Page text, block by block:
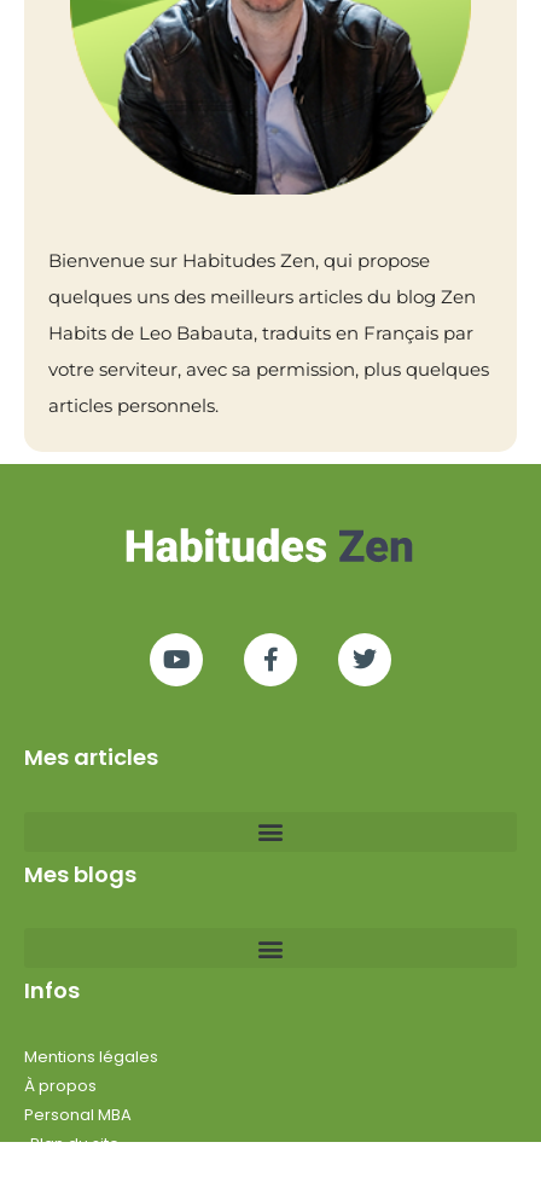
Bienvenue sur Habitudes Zen, qui propose
quelques uns des meilleurs articles du blog Zen
Habits de Leo Babauta, traduits en Français par
votre serviteur, avec sa permission, plus quelques
articles personnels.
Mes articles
Mes blogs
Infos
Mentions légales
À propos
Personal MBA
Plan du site